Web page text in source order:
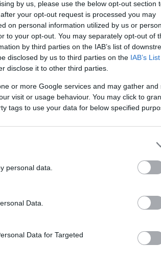
by us, please use the below opt-out section
your opt-out request is processed you may
on personal information utilized by us or
to your opt-out. You may separately opt-out of
by third parties on the IAB’s list of
disclosed by us to third parties on the IAB’s
disclose it to other third parties.
or more Google services and may gather and
visit or usage behaviour. You may click to
tags to use your data for below specified
personal data.
Data.
Data for Targeted
Le scelte fatte dagli
ma l’intera industria.
precisa per il lancio di
posticipo, oltre a tenere
perfezionare un